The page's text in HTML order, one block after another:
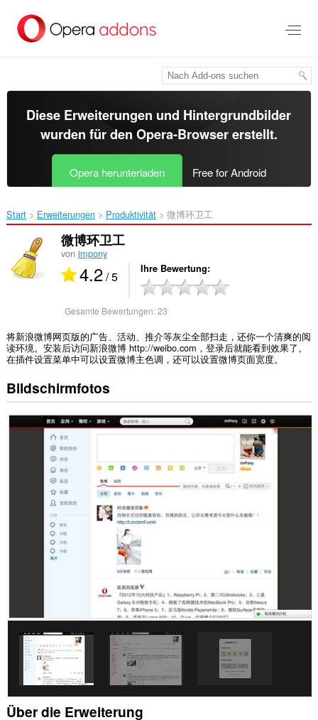
Hauptinhalt
springen
Diese Erweiterungen und Hintergrundbilder
wurden für den Opera-Browsererstellt.
Opera herunterladen Free for Android
Start Erweiterungen Produktivität 微博环卫工‎
微博环卫工
von impony
4.2/ 5 Ihre Bewertung
Gesamte Bewertungen:23
将新浪微博网页版的广告、活动、推介等灰尘全部扫走，还你一个清爽的阅
读环境。安装后访问新浪微博 http://weibo.com，登录后就能看到效果了。
在插件设置菜单中可以设置微博主色调，还可以设置微博页面宽度。
Bildschirmfotos
Über die Erweiterung